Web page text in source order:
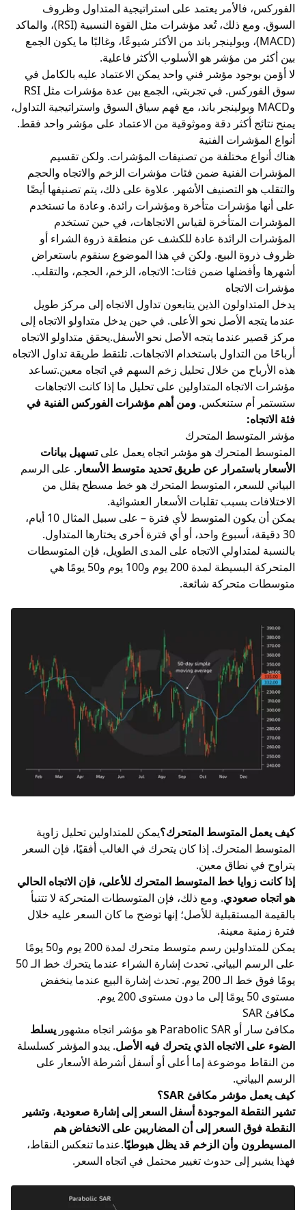
الفوركس، فالأمر يعتمد على استراتيجية المتداول وظروف
السوق. ومع ذلك، تُعد مؤشرات مثل القوة النسبية (RSI)، والماكد
(MACD)، وبولينجر باند من الأكثر شيوعًا، وغالبًا ما يكون الجمع
بين أكثر من مؤشر هو الأسلوب الأكثر فاعلية.
لا أؤمن بوجود مؤشر فني واحد يمكن الاعتماد عليه بالكامل في
سوق الفوركس. في تجربتي، الجمع بين عدة مؤشرات مثل RSI
وMACD وبولينجر باند، مع فهم سياق السوق واستراتيجية التداول،
يمنح نتائج أكثر دقة وموثوقية من الاعتماد على مؤشر واحد فقط.
أنواع المؤشرات الفنية
هناك أنواع مختلفة من تصنيفات المؤشرات. ولكن تقسيم
المؤشرات الفنية ضمن فئات مؤشرات الزخم والاتجاه والحجم
والتقلب هو التصنيف الأشهر. علاوة على ذلك، يتم تصنيفها أيضًا
على أنها مؤشرات متأخرة ومؤشرات رائدة. وعادة ما تستخدم
المؤشرات المتأخرة لقياس الاتجاهات، في حين تستخدم
المؤشرات الرائدة عادة للكشف عن منطقة ذروة الشراء أو
ظروف ذروة البيع. ولكن في هذا الموضوع سنقوم باستعراض
أشهرها وأفضلها ضمن فئات: الاتجاه، الزخم، الحجم، والتقلب.
مؤشرات الاتجاه
يدخل المتداولون الذين يتابعون تداول الاتجاه إلى مركز طويل
عندما يتجه الأصل نحو الأعلى. في حين يدخل متداولو الاتجاه إلى
مركز قصير عندما يتجه الأصل نحو الأسفل.يحقق متداولو الاتجاه
أرباحًا من التداول باستخدام الاتجاهات. تلتقط طريقة تداول الاتجاه
هذه الأرباح من خلال تحليل زخم السهم في اتجاه معين.تساعد
مؤشرات الاتجاه المتداولين على تحليل ما إذا كانت الاتجاهات
ستستمر أم ستنعكس. ومن أهم مؤشرات الفوركس الفنية في
فئة الاتجاه:
مؤشر المتوسط المتحرك
المتوسط المتحرك هو مؤشر اتجاه يعمل علىتسهيل بيانات
الأسعار باستمرار عن طريق تحديد متوسط الأسعار . على الرسم
البياني للسعر، المتوسط المتحرك هو خط مسطح يقلل من
الاختلافات بسبب تقلبات الأسعار العشوائية.
يمكن أن يكون المتوسط لأي فترة – على سبيل المثال 10 أيام،
30 دقيقة، أسبوع واحد، أو أي فترة أخرى يختارها المتداول.
بالنسبة لمتداولي الاتجاه على المدى الطويل، فإن المتوسطات
المتحركة البسيطة لمدة 200 يوم و100 يوم و50 يومًا هي
متوسطات متحركة شائعة.
كيف يعمل المتوسط المتحرك؟يمكن للمتداولين تحليل زاوية
المتوسط المتحرك. إذا كان يتحرك في الغالب أفقيًا، فإن السعر
يتراوح في نطاق معين.
إذا كانت زوايا خط المتوسط المتحرك للأعلى، فإن الاتجاه الحالي
هو اتجاه صعودي. ومع ذلك، فإن المتوسطات المتحركة لا تتنبأ
بالقيمة المستقبلية للأصل؛ إنها توضح ما كان السعر عليه خلال
فترة زمنية معينة.
يمكن للمتداولين رسم متوسط متحرك لمدة 200 يوم و50 يومًا
على الرسم البياني. تحدث إشارة الشراء عندما يتحرك خط الـ 50
يومًا فوق خط الـ 200 يوم. تحدث إشارة البيع عندما ينخفض
مستوى 50 يومًا إلى ما دون مستوى 200 يوم.
مكافئ SAR
مكافئ سار أو Parabolic SAR هو مؤشر اتجاه مشهور
يسلط
الضوء على الاتجاه الذي يتحرك فيه الأصل. يبدو المؤشر كسلسلة
من النقاط موضوعة إما أعلى أو أسفل أشرطة الأسعار على
الرسم البياني.
كيف يعمل مؤشر مكافئ SAR؟
تشير النقطة الموجودة أسفل السعر إلى إشارة صعودية، وتشير
النقطة فوق السعر إلى أن المضاربين على الانخفاض هم
المسيطرون وأن الزخم قد يظل هبوطيًا.عندما تنعكس النقاط،
فهذا يشير إلى حدوث تغيير محتمل في اتجاه السعر.